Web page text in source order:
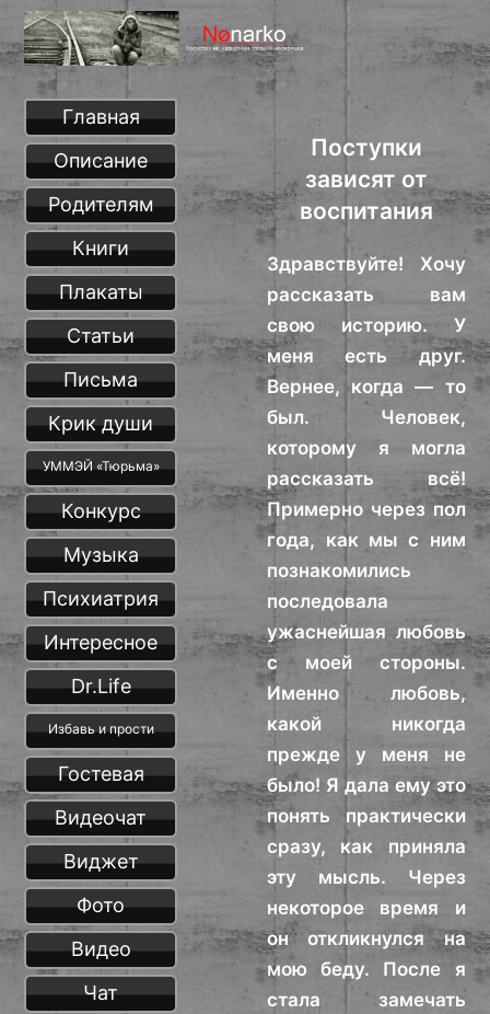
Поступки
зависят от
воспитания
Здравствуйте! Хочу
рассказать вам
свою историю. У
меня есть друг.
Вернее, когда — то
был. Человек,
которому я могла
рассказать всё!
Примерно через пол
года, как мы с ним
познакомились
последовала
ужаснейшая любовь
с моей стороны.
Именно любовь,
какой никогда
прежде у меня не
было! Я дала ему это
понять практически
сразу, как приняла
эту мысль. Через
некоторое время и
он откликнулся на
мою беду. После я
стала замечать
Главная
Описание
Родителям
Книги
Плакаты
Статьи
Письма
Крик души
УММЭЙ «Тюрьма»
Конкурс
Музыка
Психиатрия
Интересное
Dr.Life
Избавь и прости
Гостевая
Видеочат
Виджет
Фото
Видео
Чат